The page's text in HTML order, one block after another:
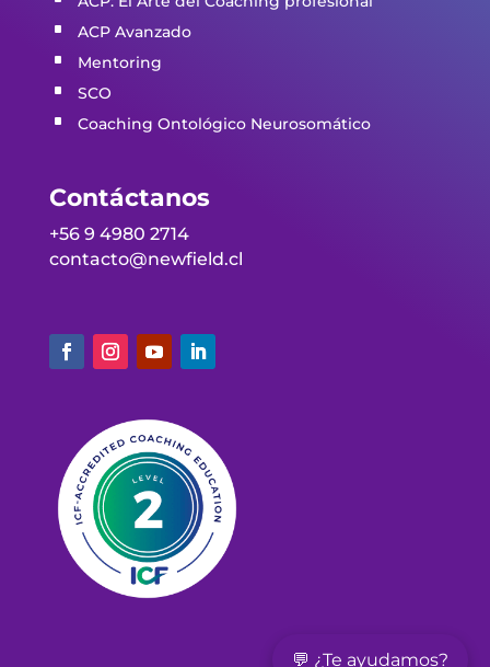
ACP Avanzado
Mentoring
SCO
Coaching Ontológico Neurosomático
Contáctanos
+56 9 4980 2714
contacto@newfield.cl
💬 ¿Te ayudamos?